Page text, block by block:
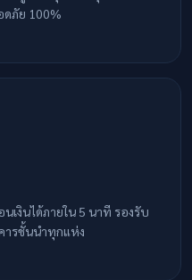
ภัย 100%
เงินได้ภายใน 5 นาที รองรับ
ารชั้นนำทุกแห่ง